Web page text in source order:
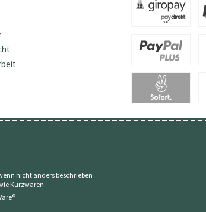
nicht anders beschrieben
Kurzwaren.